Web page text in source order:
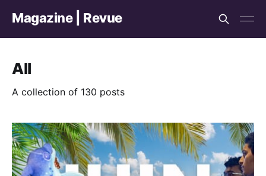
Magazine | Revue
All
A collection of 130 posts